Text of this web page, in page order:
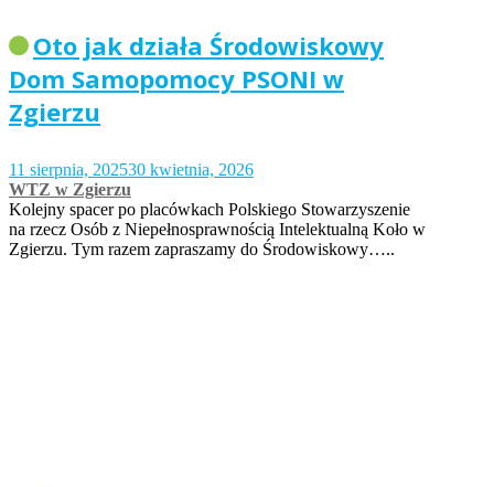
Oto jak działa Środowiskowy
Dom Samopomocy PSONI w
Zgierzu
11 sierpnia, 202530 kwietnia, 2026
WTZ w Zgierzu
Kolejny spacer po placówkach Polskiego Stowarzyszenie
na rzecz Osób z Niepełnosprawnością Intelektualną Koło w
Zgierzu. Tym razem zapraszamy do Środowiskowy…..